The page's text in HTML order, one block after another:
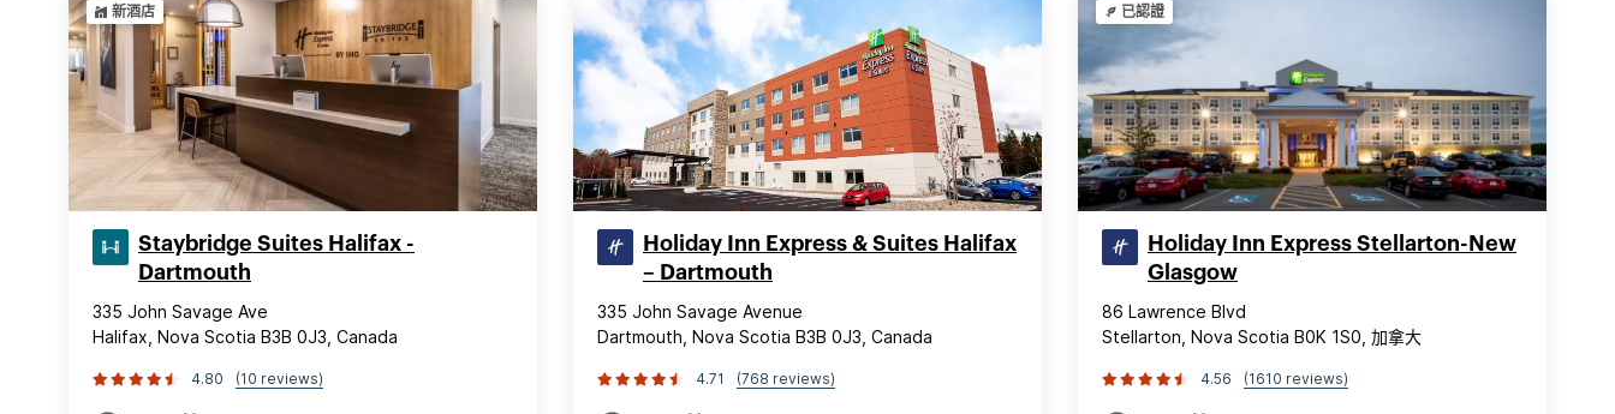
新酒店
Staybridge Suites Halifax -
Dartmouth
335 John Savage Ave
Halifax, Nova Scotia B3B 0J3, Canada
4.80 (10 reviews)
Holiday Inn Express & Suites Halifax
– Dartmouth
335 John Savage Avenue
Dartmouth, Nova Scotia B3B 0J3, Canada
4.71 (768 reviews)
已認證
Holiday Inn Express Stellarton-New
Glasgow
86 Lawrence Blvd
Stellarton, Nova Scotia B0K 1S0, 加拿大
4.56 (1610 reviews)